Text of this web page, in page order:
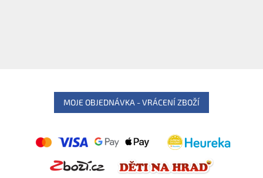
MOJE OBJEDNÁVKA - VRÁCENÍ ZBOŽÍ